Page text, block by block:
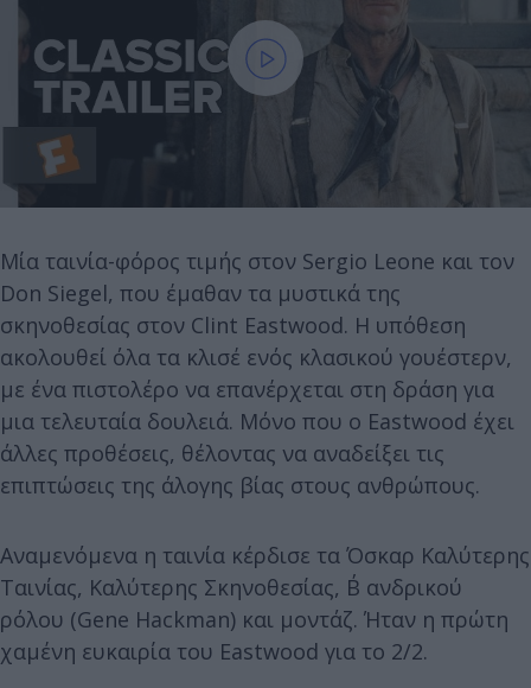
Μία ταινία-φόρος τιμής στον Sergio Leone και τον
Don Siegel, που έμαθαν τα μυστικά της
σκηνοθεσίας στον Clint Eastwood. Η υπόθεση
ακολουθεί όλα τα κλισέ ενός κλασικού γουέστερν,
με ένα πιστολέρο να επανέρχεται στη δράση για
μια τελευταία δουλειά. Μόνο που ο Eastwood έχει
άλλες προθέσεις, θέλοντας να αναδείξει τις
επιπτώσεις της άλογης βίας στους ανθρώπους.
Αναμενόμενα η ταινία κέρδισε τα Όσκαρ Καλύτερης
Ταινίας, Καλύτερης Σκηνοθεσίας, Β΄ ανδρικού
ρόλου (Gene Hackman) και μοντάζ. Ήταν η πρώτη
χαμένη ευκαιρία του Eastwood για το 2/2.